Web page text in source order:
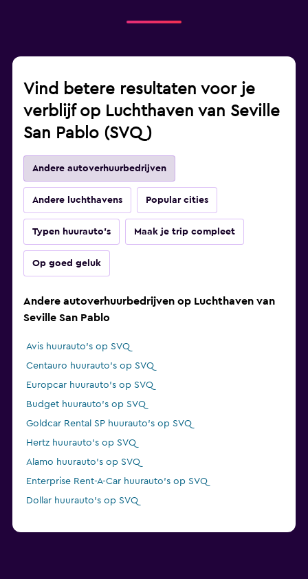
Vind betere resultaten voor je
verblijf op Luchthaven van Seville
San Pablo (SVQ)
Andere autoverhuurbedrijven
Andere luchthavens Popular cities
Typen huurauto's Maak je trip compleet
Op goed geluk
Andere autoverhuurbedrijven op Luchthaven van
Seville San Pablo
Avis huurauto's op SVQ
Centauro huurauto's op SVQ
Europcar huurauto's op SVQ
Budget huurauto's op SVQ
Goldcar Rental SP huurauto's op SVQ
Hertz huurauto's op SVQ
Alamo huurauto's op SVQ
Enterprise Rent-A-Car huurauto's op SVQ
Dollar huurauto's op SVQ